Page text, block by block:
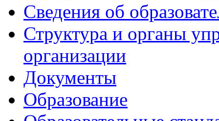
Сведения об
Структура и органы
организации
Документы
Образование